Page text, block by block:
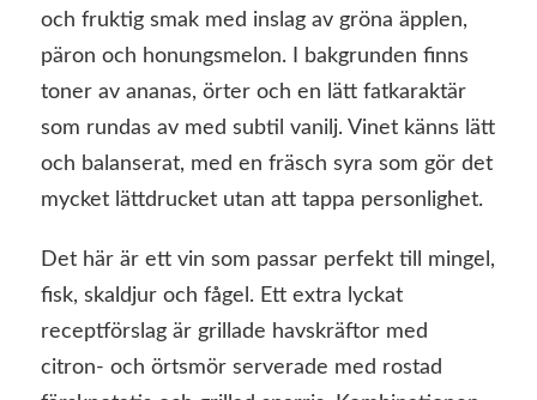
och fruktig smak med inslag av gröna äpplen,
päron och honungsmelon. I bakgrunden finns
toner av ananas, örter och en lätt fatkaraktär
som rundas av med subtil vanilj. Vinet känns lätt
och balanserat, med en fräsch syra som gör det
mycket lättdrucket utan att tappa personlighet.
Det här är ett vin som passar perfekt till mingel,
fisk, skaldjur och fågel. Ett extra lyckat
receptförslag är grillade havskräftor med
citron- och örtsmör serverade med rostad